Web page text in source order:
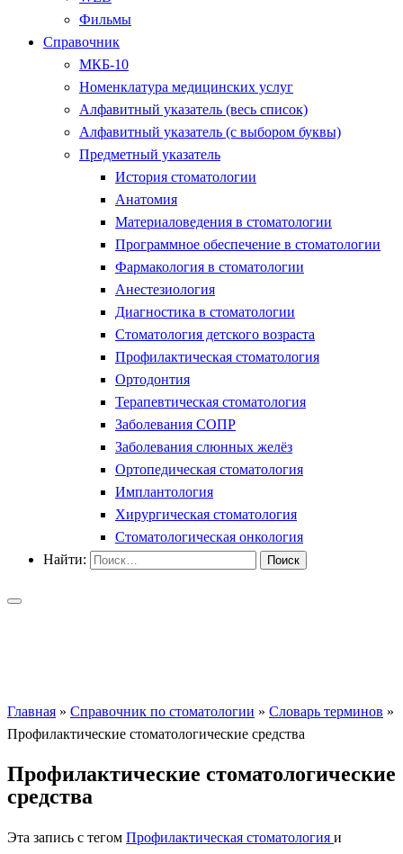
Фильмы
Справочник
МКБ-10
Номенклатура медицинских услуг
Алфавитный указатель (весь список)
Алфавитный указатель (с выбором буквы)
Предметный указатель
История стоматологии
Анатомия
Материаловедения в стоматологии
Программное обеспечение в стоматологии
Фармакология в стоматологии
Анестезиология
Диагностика в стоматологии
Стоматология детского возраста
Профилактическая стоматология
Ортодонтия
Терапевтическая стоматология
Заболевания СОПР
Заболевания слюнных желёз
Ортопедическая стоматология
Имплантология
Хирургическая стоматология
Стоматологическая онкология
Найти:
Главная » Справочник по стоматологии » Словарь терминов »
Профилактические стоматологические средства
Профилактические стоматологические
средства
Эта запись с тегом Профилактическая стоматология и